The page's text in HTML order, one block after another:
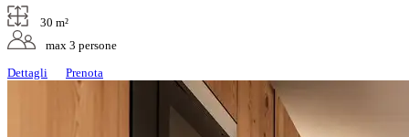
30 m²
max 3 persone
Dettagli
Prenota